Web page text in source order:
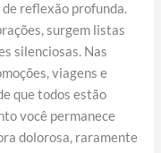
reflexão profunda.
surgem listas
silenciosas. Nas
viagens e
que todos estão
você permanece
dolorosa, raramente